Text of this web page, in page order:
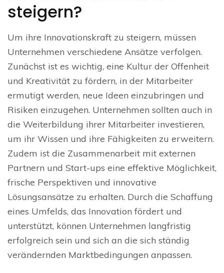
steigern?
Um ihre Innovationskraft zu steigern, müssen
Unternehmen verschiedene Ansätze verfolgen.
Zunächst ist es wichtig, eine Kultur der Offenheit
und Kreativität zu fördern, in der Mitarbeiter
ermutigt werden, neue Ideen einzubringen und
Risiken einzugehen. Unternehmen sollten auch in
die Weiterbildung ihrer Mitarbeiter investieren,
um ihr Wissen und ihre Fähigkeiten zu erweitern.
Zudem ist die Zusammenarbeit mit externen
Partnern und Start-ups eine effektive Möglichkeit,
frische Perspektiven und innovative
Lösungsansätze zu erhalten. Durch die Schaffung
eines Umfelds, das Innovation fördert und
unterstützt, können Unternehmen langfristig
erfolgreich sein und sich an die sich ständig
verändernden Marktbedingungen anpassen.